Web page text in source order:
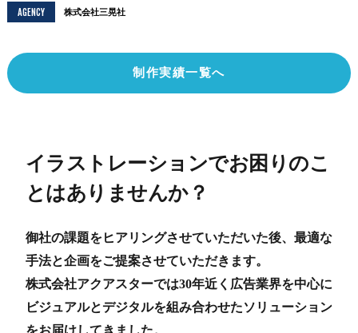
AGENCY 株式会社三晃社
制作実績一覧へ
イラストレーションでお困りのこ
とはありませんか？
御社の課題をヒアリングさせていただいた後、最適な
手法と企画をご提案させていただきます。
株式会社アクアスターでは30年近く広告業界を中心に
ビジュアルとデジタルを組み合わせたソリューション